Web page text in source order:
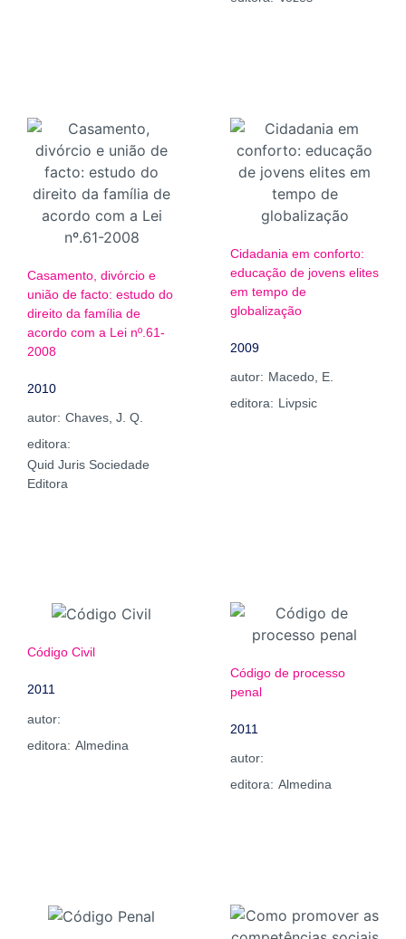
Casamento, divórcio e
união de facto: estudo do
direito da família de
acordo com a Lei nº.61-
2008
2010
autor: Chaves, J. Q.
editora:
Quid Juris Sociedade
Editora
Cidadania em conforto:
educação de jovens elites
em tempo de
globalização
2009
autor: Macedo, E.
editora: Livpsic
Código Civil
2011
autor:
editora: Almedina
Código de processo
penal
2011
autor:
editora: Almedina